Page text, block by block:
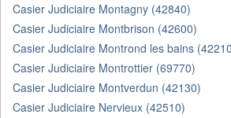
Casier Judiciaire Montagny (42840)
Casier Judiciaire Montbrison (42600)
Casier Judiciaire Montrond les bains
Casier Judiciaire Montrottier (69770)
Casier Judiciaire Montverdun (42130)
Casier Judiciaire Nervieux (42510)